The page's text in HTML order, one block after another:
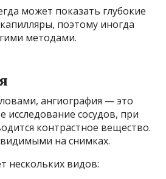
может показать глубокие
поэтому иногда
методами.
ангиография — это
исследование сосудов, при
контрастное вещество.
на снимках.
нескольких видов: